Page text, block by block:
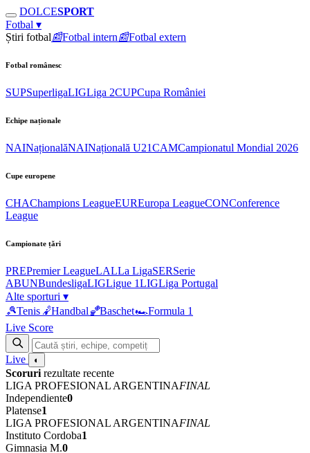
DOLCESPORT
Fotbal ▾
Știri fotbal📰Fotbal intern📰Fotbal extern
Fotbal românesc
SUPSuperligaLIGLiga 2CUPCupa României
Echipe naționale
NAINaționalăNAINațională U21CAMCampionatul Mondial 2026
Cupe europene
CHAChampions LeagueEUREuropa LeagueCONConference
League
Campionate țări
PREPremier LeagueLALLa LigaSERSerie
ABUNBundesligaLIGLigue 1LIGLiga Portugal
Alte sporturi ▾
🎾Tenis 🤾Handbal🏀Baschet🏎Formula 1
Live Score
Live ◐
Scoruri rezultate recente
LIGA PROFESIONAL ARGENTINAFINAL
Independiente0
Platense1
LIGA PROFESIONAL ARGENTINAFINAL
Instituto Cordoba1
Gimnasia M.0